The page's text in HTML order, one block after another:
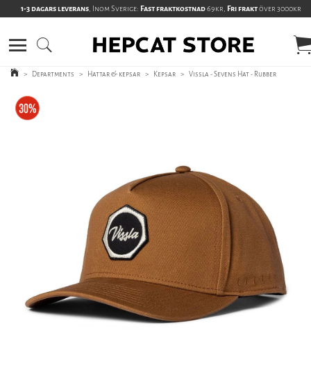
1-3 dagars leverans, Inom Sverige: Fast fraktkostnad69kr, Fri fraktöver 3000kr
> Departments > Hattar & kepsar > Kepsar > Vissla - Sevens Hat - Rubber